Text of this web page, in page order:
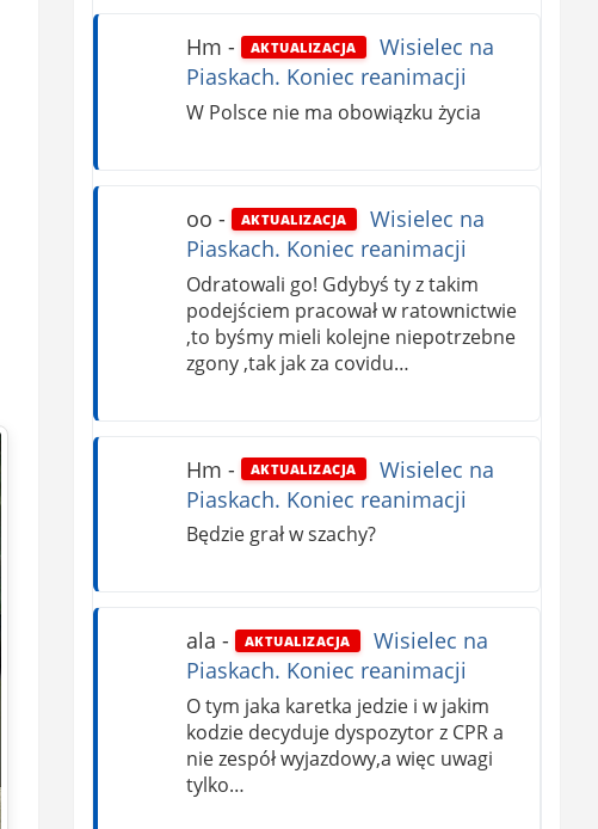
Hm - AKTUALIZACJA
Wisielec na
Piaskach. Koniec reanimacji
W Polsce nie ma obowiązku życia
oo - AKTUALIZACJA
Wisielec na
Piaskach. Koniec reanimacji
Odratowali go! Gdybyś ty z takim
podejściem pracował w ratownictwie
,to byśmy mieli kolejne niepotrzebne
zgony ,tak jak za covidu…
Hm - AKTUALIZACJA
Wisielec na
Piaskach. Koniec reanimacji
Będzie grał w szachy?
ala - AKTUALIZACJA
Wisielec na
Piaskach. Koniec reanimacji
O tym jaka karetka jedzie i w jakim
kodzie decyduje dyspozytor z CPR a
nie zespół wyjazdowy,a więc uwagi
tylko…